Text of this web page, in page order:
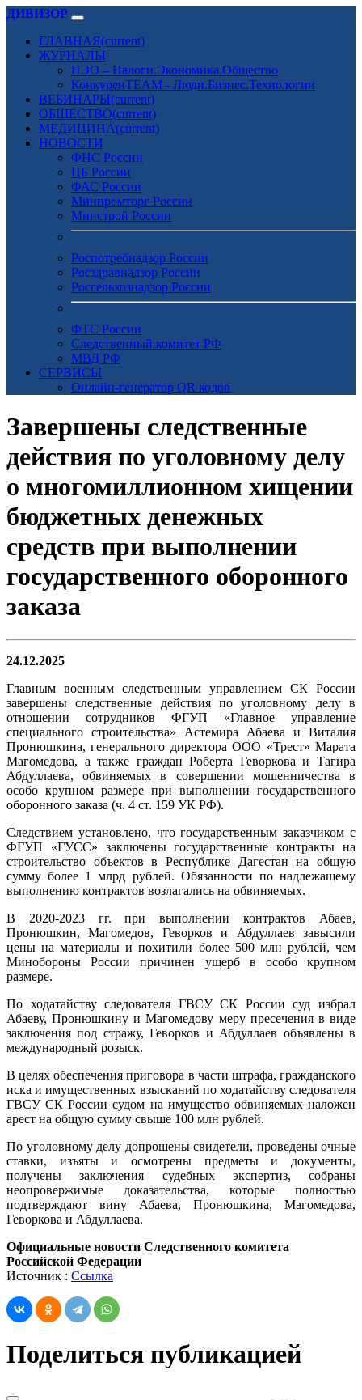
ДИВИЗОР
ГЛАВНАЯ(current)
ЖУРНАЛЫ
НЭО – Налоги.Экономика.Общество
КонкуренTEAM - Люди.Бизнес.Технологии
ВЕБИНАРЫ(current)
ОБЩЕСТВО(current)
МЕДИЦИНА(current)
НОВОСТИ
ФНС России
ЦБ России
ФАС России
Минпромторг России
Минстрой России
Роспотребнадзор России
Росздравнадзор России
Россельхознадзор России
ФТС России
Следственный комитет РФ
МВД РФ
СЕРВИСЫ
Онлайн-генератор QR кодов
Завершены следственные
действия по уголовному делу
о многомиллионном хищении
бюджетных денежных
средств при выполнении
государственного оборонного
заказа
24.12.2025
Главным военным следственным управлением СК России
завершены следственные действия по уголовному делу в
отношении сотрудников ФГУП «Главное управление
специального строительства» Астемира Абаева и Виталия
Пронюшкина, генерального директора ООО «Трест» Марата
Магомедова, а также граждан Роберта Геворкова и Тагира
Абдуллаева, обвиняемых в совершении мошенничества в
особо крупном размере при выполнении государственного
оборонного заказа (ч. 4 ст. 159 УК РФ).
Следствием установлено, что государственным заказчиком с
ФГУП «ГУСС» заключены государственные контракты на
строительство объектов в Республике Дагестан на общую
сумму более 1 млрд рублей. Обязанности по надлежащему
выполнению контрактов возлагались на обвиняемых.
В 2020-2023 гг. при выполнении контрактов Абаев,
Пронюшкин, Магомедов, Геворков и Абдуллаев завысили
цены на материалы и похитили более 500 млн рублей, чем
Минобороны России причинен ущерб в особо крупном
размере.
По ходатайству следователя ГВСУ СК России суд избрал
Абаеву, Пронюшкину и Магомедову меру пресечения в виде
заключения под стражу, Геворков и Абдуллаев объявлены в
международный розыск.
В целях обеспечения приговора в части штрафа, гражданского
иска и имущественных взысканий по ходатайству следователя
ГВСУ СК России судом на имущество обвиняемых наложен
арест на общую сумму свыше 100 млн рублей.
По уголовному делу допрошены свидетели, проведены очные
ставки, изъяты и осмотрены предметы и документы,
получены заключения судебных экспертиз, собраны
неопровержимые доказательства, которые полностью
подтверждают вину Абаева, Пронюшкина, Магомедова,
Геворкова и Абдуллаева.
Официальные новости Следственного комитета
Российской Федерации
Источник : Ссылка
Поделиться публикацией